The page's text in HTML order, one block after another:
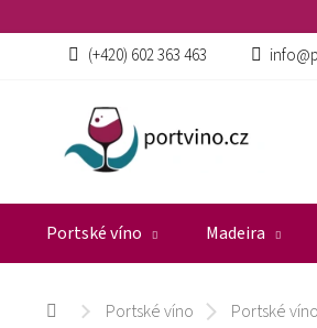
na
(+420) 602 363 463
Portské víno Madeira
DomůPortské víno Portské